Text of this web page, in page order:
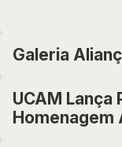
Galeria
UCAM Lança
Homenagem